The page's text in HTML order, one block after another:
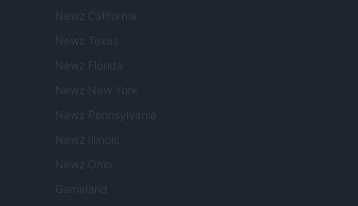
Newz California
Newz Texas
Newz Florida
Newz New York
Newz Pennsylvania
Newz Illinois
Newz Ohio
Gameland